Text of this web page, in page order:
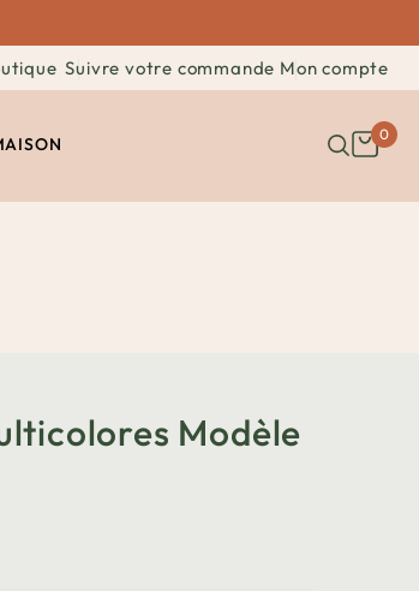
Suivre votre commande Mon compte
0
Modèle